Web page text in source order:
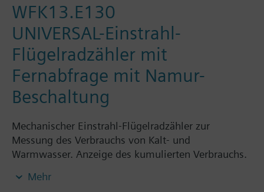
WFK13.E130
UNIVERSAL-Einstrahl-
Flügelradzähler mit
Fernabfrage mit Namur-
Beschaltung
Mechanischer Einstrahl-Flügelradzähler zur
Messung des Verbrauchs von Kalt- und
Warmwasser. Anzeige des kumulierten Verbrauchs.
Magnetübertragung und drehbarem Zählwerk. Alle
Mehr